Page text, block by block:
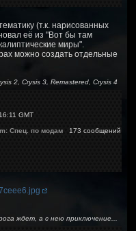
(т.к. нарисованных
её из "Вот бы там
миры".
можно создать отдельные
2, Crysis 3, Remastered, Crysis 4
GMT
Спец. по модам 173 сообщений
ждет, а с нею приключение...